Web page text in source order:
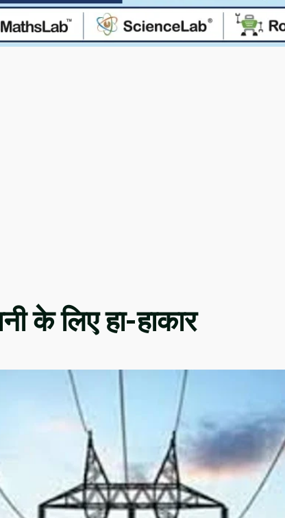
के लिए हा-हाकार